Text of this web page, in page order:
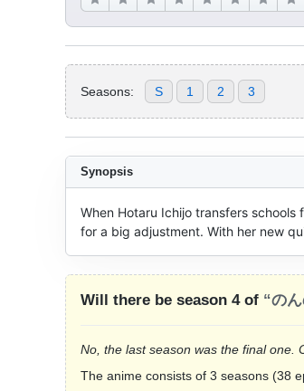
Seasons: S 1 2 3
Synopsis
When Hotaru Ichijo transfers
for a big adjustment. With her new
Will there be season 4 of “の
No, the last season was the final one.
The anime consists of 3 seasons (38